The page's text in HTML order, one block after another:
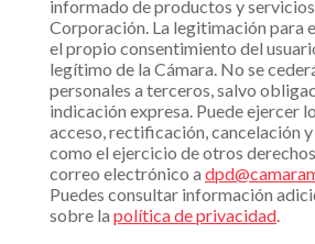
informado de productos y
Corporación. La legitimación para
el propio consentimiento del
legítimo de la Cámara. No se
personales a terceros, salvo
indicación expresa. Puede ejercer
acceso, rectificación, cancelación
como el ejercicio de otros
correo electrónico a
Puedes consultar información
sobre la política de privacidad.